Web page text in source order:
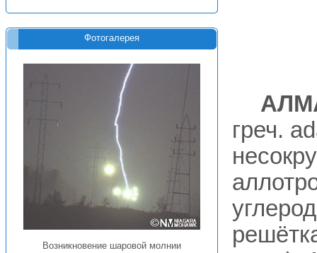
Фотогалерея
Возникновение шаровой молнии
греч.